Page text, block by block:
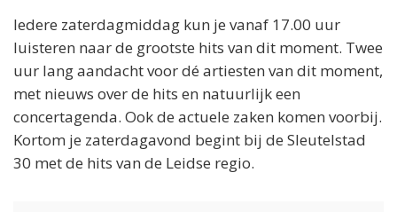
Iedere zaterdagmiddag kun je vanaf 17.00 uur
luisteren naar de grootste hits van dit moment. Twee
uur lang aandacht voor dé artiesten van dit moment,
met nieuws over de hits en natuurlijk een
concertagenda. Ook de actuele zaken komen voorbij.
Kortom je zaterdagavond begint bij de Sleutelstad
30 met de hits van de Leidse regio.